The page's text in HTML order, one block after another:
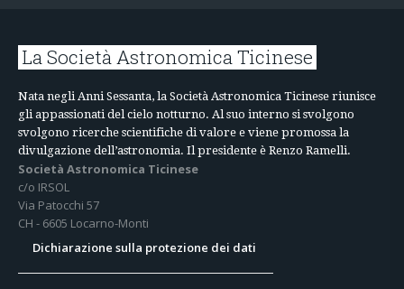
La Società Astronomica Ticinese
Nata negli Anni Sessanta, la Società Astronomica Ticinese riunisce
gli appassionati del cielo notturno. Al suo interno si svolgono
svolgono ricerche scientifiche di valore e viene promossa la
divulgazione dell’astronomia. Il presidente è Renzo Ramelli.
Società Astronomica Ticinese
c/o IRSOL
Via Patocchi 57
CH - 6605 Locarno-Monti
Dichiarazione sulla protezione dei dati